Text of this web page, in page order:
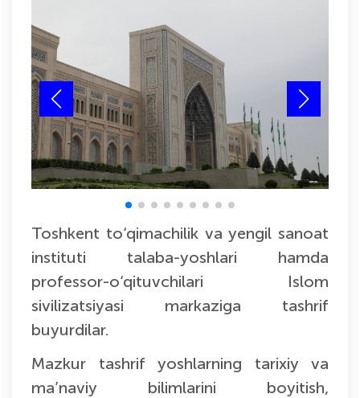
Toshkent to‘qimachilik va yengil sanoat
instituti talaba-yoshlari hamda
professor-o‘qituvchilari Islom
sivilizatsiyasi markaziga tashrif
buyurdilar.
Mazkur tashrif yoshlarning tarixiy va
ma’naviy bilimlarini boyitish,